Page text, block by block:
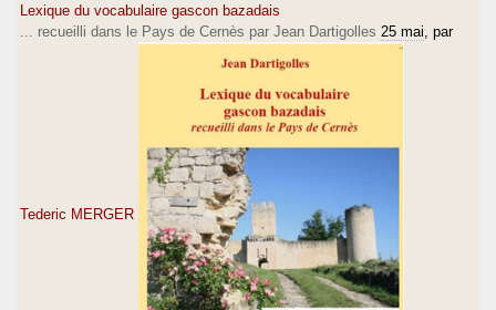
Lexique du vocabulaire gascon bazadais
... recueilli dans le Pays de Cernès par Jean Dartigolles 25 mai , par
Tederic MERGER